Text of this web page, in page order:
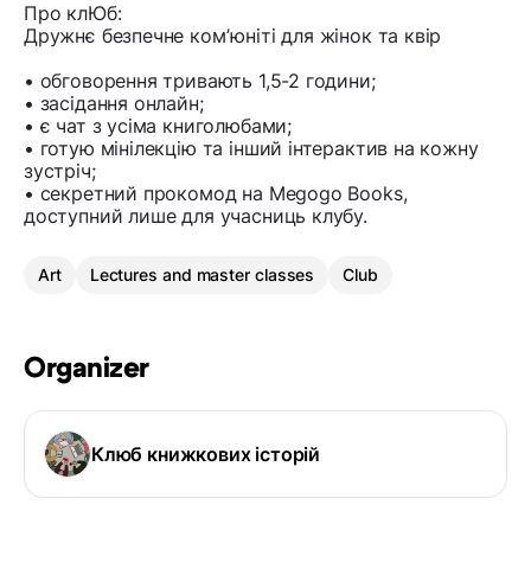
Про клЮб:
Дружнє безпечне комʼюніті для жінок та квір
• обговорення тривають 1,5-2 години;
• засідання онлайн;
• є чат з усіма книголюбами;
• готую мінілекцію та інший інтерактив на кожну
зустріч;
• секретний прокомод на Megogo Books,
доступний лише для учасниць клубу.
Art Lectures and master classes Club
Organizer
Клюб книжкових історій